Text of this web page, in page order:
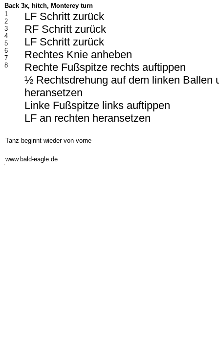
Back 3x, hitch, Monterey turn
1
2
3
4
5
6
7
8
LF Schritt zurück
RF Schritt zurück
LF Schritt zurück
Rechtes Knie anheben
Rechte Fußspitze rechts auftippen
½ Rechtsdrehung auf dem linken Ballen
heransetzen
Linke Fußspitze links auftippen
LF an rechten heransetzen
Tanz beginnt wieder von vorne
www.bald-eagle.de